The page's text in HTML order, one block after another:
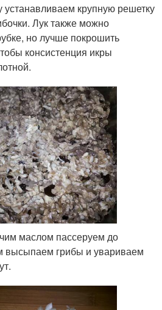
устанавливаем крупную решетку
Лук также можно
но лучше покрошить
консистенция икры
маслом пассеруем до
высыпаем грибы и увариваем